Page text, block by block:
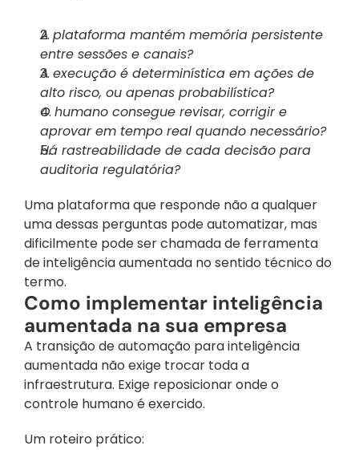
A plataforma mantém memória persistente
entre sessões e canais?
A execução é determinística em ações de
alto risco, ou apenas probabilística?
O humano consegue revisar, corrigir e
aprovar em tempo real quando necessário?
Há rastreabilidade de cada decisão para
auditoria regulatória?
Uma plataforma que responde não a qualquer
uma dessas perguntas pode automatizar, mas
dificilmente pode ser chamada de ferramenta
de inteligência aumentada no sentido técnico do
termo.
Como implementar inteligência
aumentada na sua empresa
A transição de automação para inteligência
aumentada não exige trocar toda a
infraestrutura. Exige reposicionar onde o
controle humano é exercido.
Um roteiro prático: